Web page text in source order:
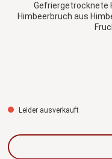
Gefriergetrocknete
Himbeerbruch aus
Leider ausverkauft